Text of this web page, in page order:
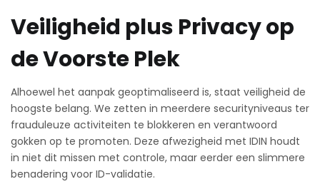
Veiligheid plus Privacy op
de Voorste Plek
Alhoewel het aanpak geoptimaliseerd is, staat veiligheid de
hoogste belang. We zetten in meerdere securityniveaus ter
frauduleuze activiteiten te blokkeren en verantwoord
gokken op te promoten. Deze afwezigheid met IDIN houdt
in niet dit missen met controle, maar eerder een slimmere
benadering voor ID-validatie.